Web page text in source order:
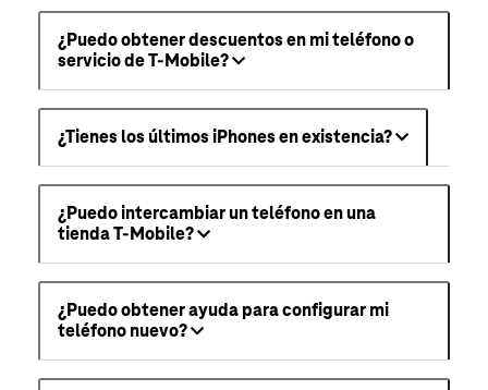
¿Puedo obtener descuentos en mi teléfono o
servicio de T-Mobile?
¿Tienes los últimos iPhones en existencia?
¿Puedo intercambiar un teléfono en una
tienda T-Mobile?
¿Puedo obtener ayuda para configurar mi
teléfono nuevo?